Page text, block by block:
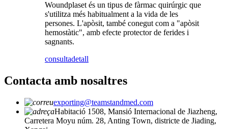
Woundplaset és un tipus de fàrmac quirúrgic que
s'utilitza més habitualment a la vida de les
persones. L'apòsit, també conegut com a "apòsit
hemostàtic", amb efecte protector de ferides i
sagnants.
consultadetall
Contacta amb nosaltres
exporting@teamstandmed.com
Habitació 1508, Mansió Internacional de Jiazheng,
Carretera Moyu núm. 28, Anting Town, districte de Jiading,